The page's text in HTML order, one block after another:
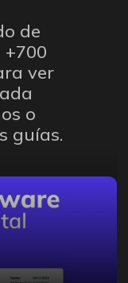
de
ver
o
guías.